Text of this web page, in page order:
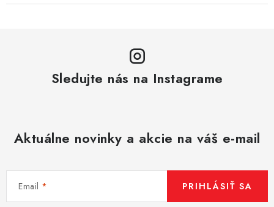
Sledujte nás na Instagrame
Aktuálne novinky a akcie na váš e-mail
Email PRIHLÁSIŤ SA